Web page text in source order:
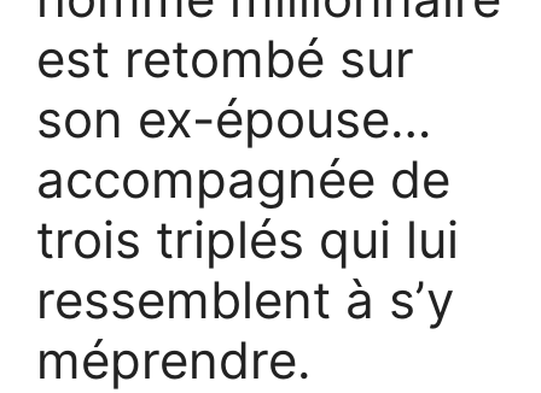
est retombé sur
son ex-épouse…
accompagnée de
trois triplés qui lui
ressemblent à s’y
méprendre.